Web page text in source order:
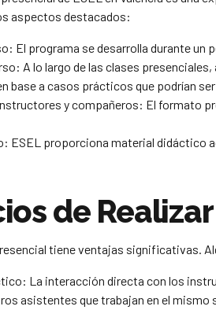
aspectos destacados:
El programa se desarrolla durante
A lo largo de las clases
base a casos prácticos que podrían
y compañeros: El formato
ESEL proporciona material didáctico
de
tiene ventajas significativas.
La interacción directa con los
asistentes que trabajan en el mismo